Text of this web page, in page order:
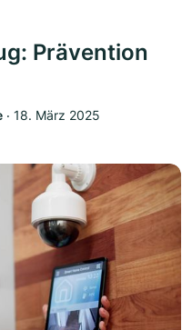
Prävention
‧ 18. März 2025